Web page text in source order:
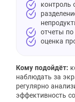
контроль
отчеты по
оценка
Кому подойдёт:
наблюдать за
регулярно
эффективность